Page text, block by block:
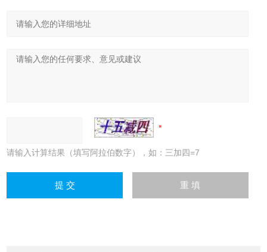
请输入计算结果（填写阿拉伯数字），如：三加四=7